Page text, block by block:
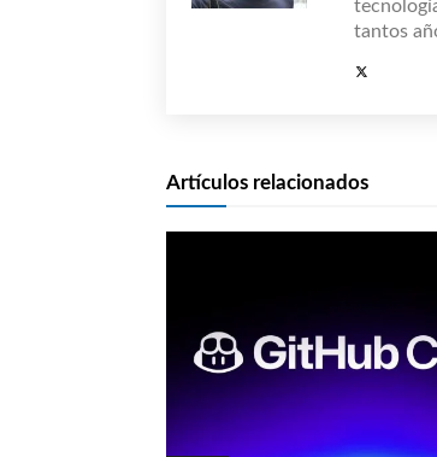
tantos
Artículos relacionados